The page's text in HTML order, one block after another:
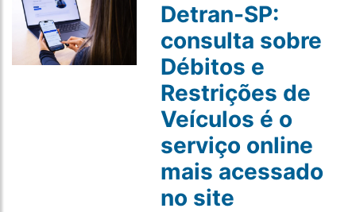
Detran-SP:
consulta sobre
Débitos e
Restrições de
Veículos é o
serviço online
mais acessado
no site